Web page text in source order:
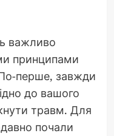
важливо
принципами
перше, завжди
до вашого
травм. Для
почали